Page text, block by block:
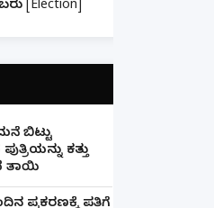
[Election]
ಬಿಟ್ಟು
ಕತ್ತು
ತಾಯಿ